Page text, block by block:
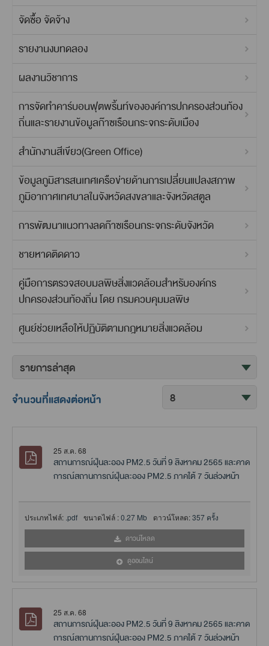
จัดซื้อ จัดจ้าง
รายงานงบทดลอง
ผลงานวิชาการ
การจัดทำคาร์บอนฟุตพริ้นท์ขององค์การปกครองส่วนท้อง
ถิ่นและรายงานข้อมูลก๊าซเรือนกระจกระดับเมือง
สำนักงานสีเขียว(Green Office)
ข้อมูลภูมิสารสนเทศเครือข่ายด้านการเปลี่ยนแปลงสภาพ
ภูมิอากาศเทศบาลในจังหวัดสงขลาและจังหวัดสตูล
การพัฒนาแนวทางลดก๊าซเรือนกระจกระดับจังหวัด
ชายหาดติดดาว
คู่มือการตรวจสอบมลพิษสิ่งแวดล้อมสำหรับองค์กร
ปกครองส่วนท้องถิ่น โดย กรมควบคุมมลพิษ
ศูนย์ช่วยเหลือให้ปฏิบัติตามกฎหมายสิ่งแวดล้อม
จำนวนที่แสดงต่อหน้า
25 ส.ค. 68
สถานการณ์ฝุ่นละออง PM2.5 วันที่ 9 สิงหาคม 2565 และคาด
การณ์สถานการณ์ฝุ่นละออง PM2.5 ภาคใต้ 7 วันล่วงหน้า
ประเภทไฟล์: .pdf ขนาดไฟล์ :0.27 Mb ดาวน์โหลด:357 ครั้ง
ดาวน์โหลด
ดูออนไลน์
25 ส.ค. 68
สถานการณ์ฝุ่นละออง PM2.5 วันที่ 9 สิงหาคม 2565 และคาด
การณ์สถานการณ์ฝุ่นละออง PM2.5 ภาคใต้ 7 วันล่วงหน้า